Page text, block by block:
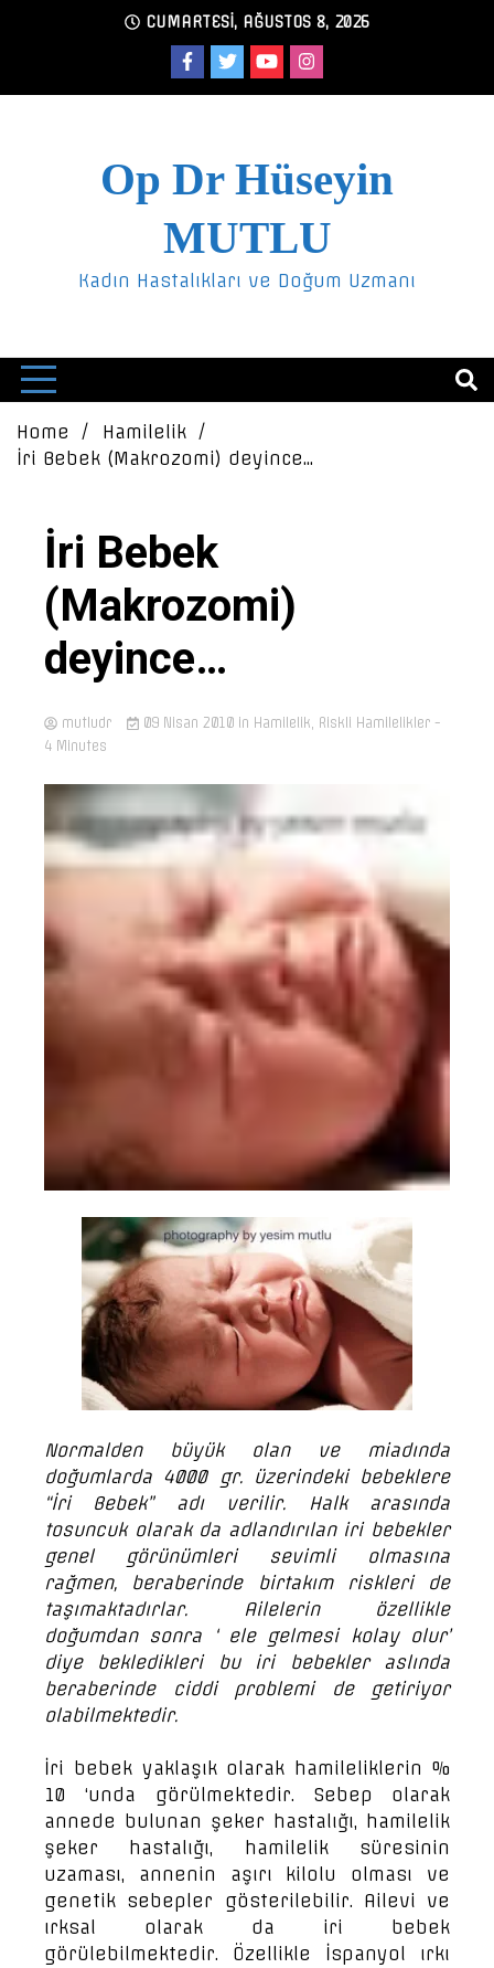
CUMARTESI, AĞUSTOS 8, 2026
Op Dr Hüseyin
MUTLU
Kadın Hastalıkları ve Doğum Uzmanı
Home
Hamilelik
İri Bebek (Makrozomi) deyince…
İri Bebek
(Makrozomi)
deyince…
mutludr 09 Nisan 2010 in Hamilelik, Riskli Hamilelikler -
4 Minutes
Normalden büyük olan ve miadında
doğumlarda 4000 gr. üzerindeki bebeklere
“İri Bebek” adı verilir. Halk arasında
tosuncuk olarak da adlandırılan iri bebekler
genel görünümleri sevimli olmasına
rağmen, beraberinde birtakım riskleri de
taşımaktadırlar. Ailelerin özellikle
doğumdan sonra ‘ ele gelmesi kolay olur’
diye bekledikleri bu iri bebekler aslında
beraberinde ciddi problemi de getiriyor
olabilmektedir.
İri bebek yaklaşık olarak hamileliklerin %
10 ‘unda görülmektedir. Sebep olarak
annede bulunan şeker hastalığı, hamilelik
şeker hastalığı, hamilelik süresinin
uzaması, annenin aşırı kilolu olması ve
genetik sebepler gösterilebilir. Ailevi ve
ırksal olarak da iri bebek
görülebilmektedir. Özellikle İspanyol ırkı